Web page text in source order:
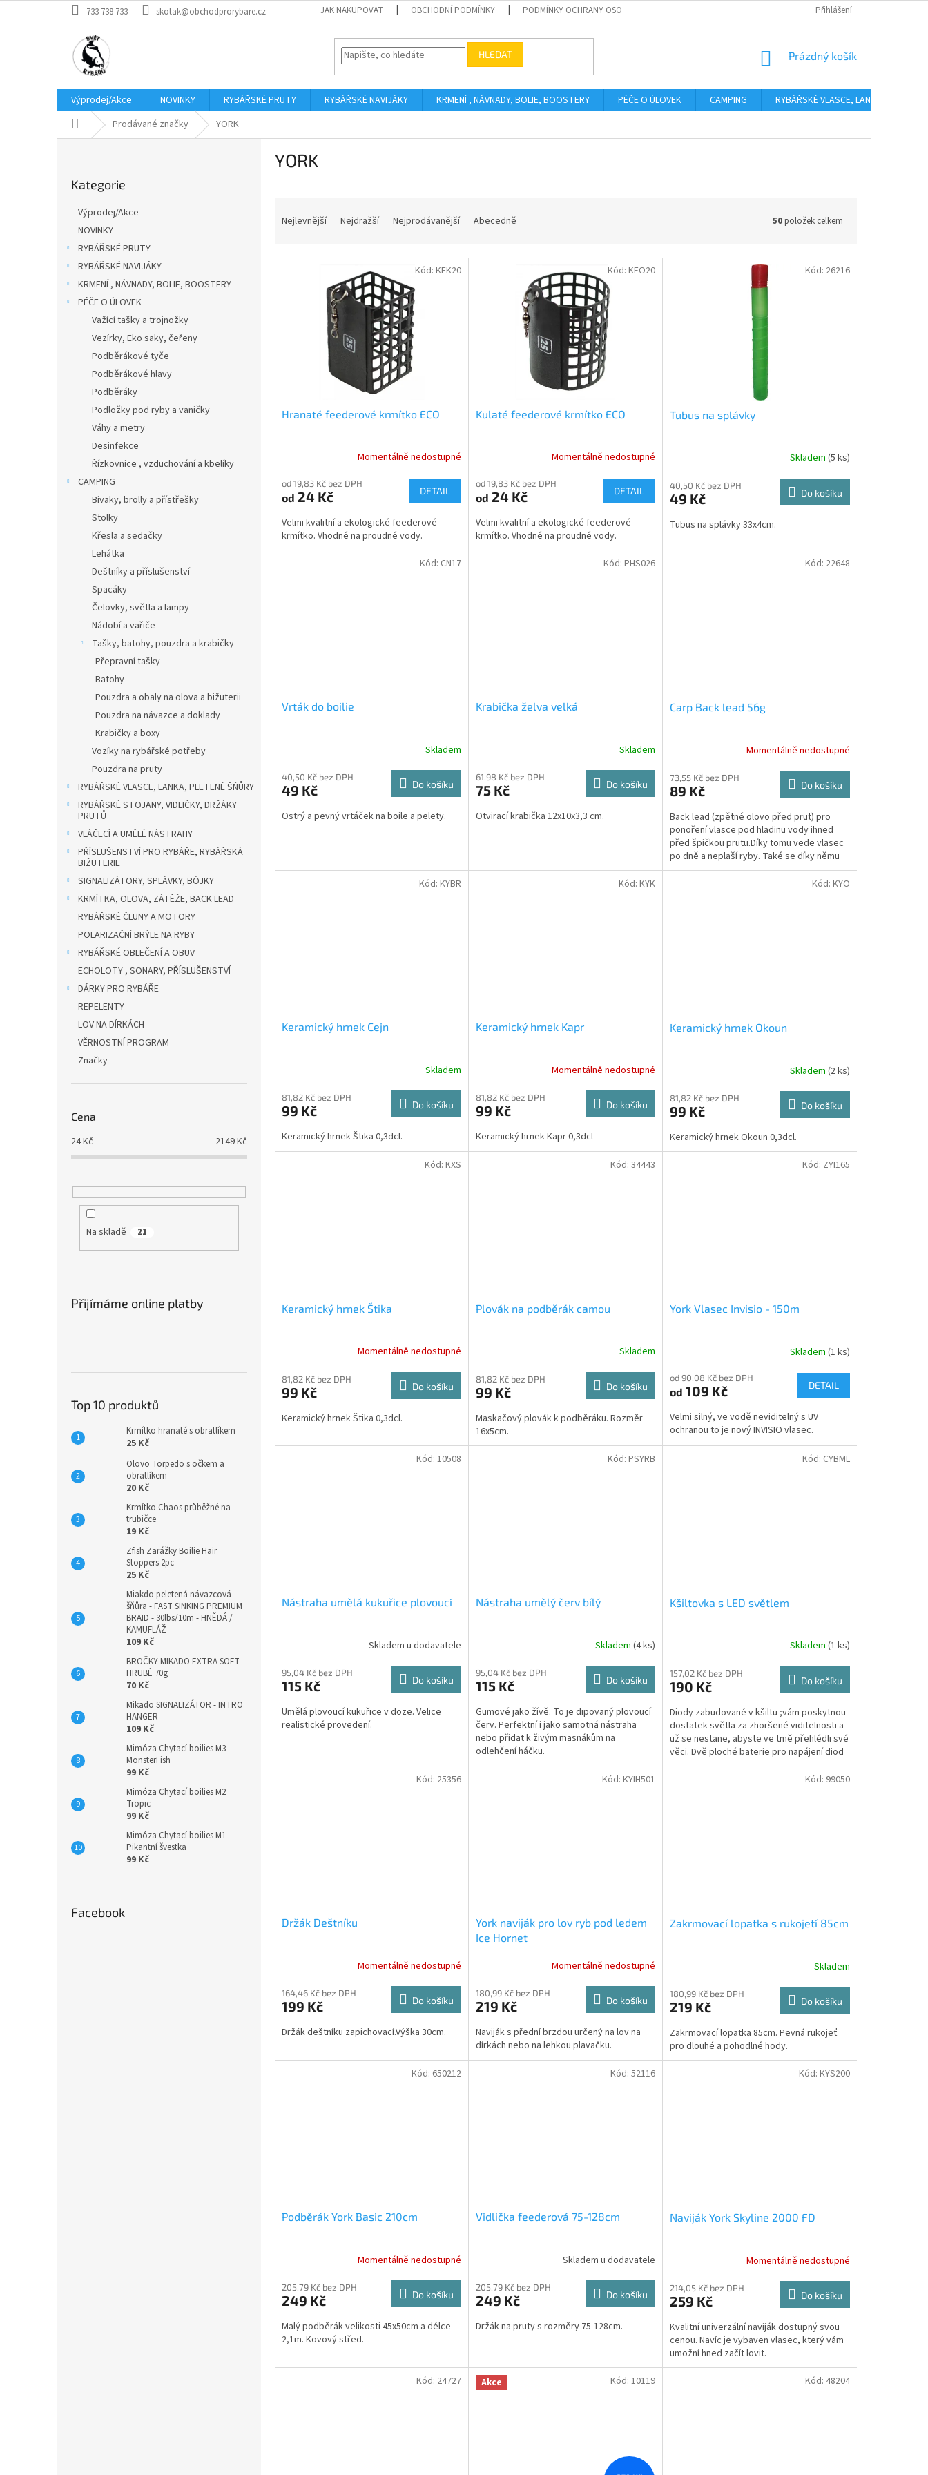
na
733 738 733 skotak@obchodprorybare.cz JAK NAKUPOVAT OBCHODNÍ PODMÍNKY PODMÍNKY OCHRANY OSOBNÍCH ÚDAJŮ Přihlášení
HLEDAT
NÁKUPNÍ
Prázdný košík
Výprodej/Akce NOVINKY RYBÁŘSKÉ PRUTY RYBÁŘSKÉ NAVIJÁKY KRMENÍ , NÁVNADY, BOLIE, BOOSTERY PÉČE O ÚLOVEK CAMPING
RYBÁŘSKÉ VLASCE, LANKA, PLETENÉ
Domů Prodávané značky YORK
kategorie
Kategorie
Výprodej/Akce
NOVINKY
RYBÁŘSKÉ PRUTY
RYBÁŘSKÉ NAVIJÁKY
KRMENÍ , NÁVNADY, BOLIE, BOOSTERY
PÉČE O ÚLOVEK
Važící tašky a trojnožky
Vezírky, Eko saky, čeřeny
Podběrákové tyče
Podběrákové hlavy
Podběráky
Podložky pod ryby a vaničky
Váhy a metry
Desinfekce
Řízkovnice , vzduchování a kbelíky
CAMPING
Bivaky, brolly a přístřešky
Stolky
Křesla a sedačky
Lehátka
Deštníky a příslušenství
Spacáky
Čelovky, světla a lampy
Nádobí a vařiče
Tašky, batohy, pouzdra a krabičky
Přepravní tašky
Batohy
Pouzdra a obaly na olova a bižuterii
Pouzdra na návazce a doklady
Krabičky a boxy
Vozíky na rybářské potřeby
Pouzdra na pruty
RYBÁŘSKÉ VLASCE, LANKA, PLETENÉ ŠŇŮRY
RYBÁŘSKÉ STOJANY, VIDLIČKY, DRŽÁKY
PRUTŮ
VLÁČECÍ A UMĚLÉ NÁSTRAHY
PŘÍSLUŠENSTVÍ PRO RYBÁŘE, RYBÁŘSKÁ
BIŽUTERIE
SIGNALIZÁTORY, SPLÁVKY, BÓJKY
KRMÍTKA, OLOVA, ZÁTĚŽE, BACK LEAD
RYBÁŘSKÉ ČLUNY A MOTORY
POLARIZAČNÍ BRÝLE NA RYBY
RYBÁŘSKÉ OBLEČENÍ A OBUV
ECHOLOTY , SONARY, PŘÍSLUŠENSTVÍ
DÁRKY PRO RYBÁŘE
REPELENTY
LOV NA DÍRKÁCH
VĚRNOSTNÍ PROGRAM
Značky
Cena
24Kč 2149Kč
Na skladě 21
Přijímáme online platby
Top 10 produktů
Krmítko hranaté s obratlíkem
25 Kč
Olovo Torpedo s očkem a
obratlíkem
20 Kč
Krmítko Chaos průběžné na
trubičce
19 Kč
Zfish Zarážky Boilie Hair
Stoppers 2pc
25 Kč
Miakdo peletená návazcová
šňůra - FAST SINKING PREMIUM
BRAID - 30lbs/10m - HNĚDÁ /
KAMUFLÁŽ
109 Kč
BROČKY MIKADO EXTRA SOFT
HRUBÉ 70g
70 Kč
Mikado SIGNALIZÁTOR - INTRO
HANGER
109 Kč
Mimóza Chytací boilies M3
MonsterFish
99 Kč
Mimóza Chytací boilies M2
Tropic
99 Kč
Mimóza Chytací boilies M1
Pikantní švestka
99 Kč
Facebook
YORK
Nejlevnější Nejdražší Nejprodávanější Abecedně 50položek celkem
Hranaté feederové krmítko ECO
Momentálně nedostupné
od 19,83 Kč bez DPH
od 24 Kč DETAIL
Velmi kvalitní a ekologické feederové
krmítko. Vhodné na proudné vody.
Kód: KEK20
Kulaté feederové krmítko ECO
Momentálně nedostupné
od 19,83 Kč bez DPH
od 24 Kč DETAIL
Velmi kvalitní a ekologické feederové
krmítko. Vhodné na proudné vody.
Kód: KEO20
Tubus na splávky
Skladem (5 ks)
40,50 Kč bez DPH
49 Kč Do košíku
Tubus na splávky 33x4cm.
Kód: 26216
Vrták do boilie
Skladem
40,50 Kč bez DPH
49 Kč Do košíku
Ostrý a pevný vrtáček na boile a pelety.
Kód: CN17
Krabička želva velká
Skladem
61,98 Kč bez DPH
75 Kč Do košíku
Otvirací krabička 12x10x3,3 cm.
Kód: PHS026
Carp Back lead 56g
Momentálně nedostupné
73,55 Kč bez DPH
89 Kč Do košíku
Back lead (zpětné olovo před prut) pro
ponoření vlasce pod hladinu vody ihned
před špičkou prutu.Díky tomu vede vlasec
po dně a neplaší ryby. Také se díky němu
do vlasce na...
Kód: 22648
Keramický hrnek Cejn
Skladem
81,82 Kč bez DPH
99 Kč Do košíku
Keramický hrnek Štika 0,3dcl.
Kód: KYBR
Keramický hrnek Kapr
Momentálně nedostupné
81,82 Kč bez DPH
99 Kč Do košíku
Keramický hrnek Kapr 0,3dcl
Kód: KYK
Keramický hrnek Okoun
Skladem (2 ks)
81,82 Kč bez DPH
99 Kč Do košíku
Keramický hrnek Okoun 0,3dcl.
Kód: KYO
Keramický hrnek Štika
Momentálně nedostupné
81,82 Kč bez DPH
99 Kč Do košíku
Keramický hrnek Štika 0,3dcl.
Kód: KXS
Plovák na podběrák camou
Skladem
81,82 Kč bez DPH
99 Kč Do košíku
Maskačový plovák k podběráku. Rozměr
16x5cm.
Kód: 34443
York Vlasec Invisio - 150m
Skladem (1 ks)
od 90,08 Kč bez DPH
od 109 Kč DETAIL
Velmi silný, ve vodě neviditelný s UV
ochranou to je nový INVISIO vlasec.
Kód: ZYI165
Nástraha umělá kukuřice plovoucí
Skladem u dodavatele
95,04 Kč bez DPH
115 Kč Do košíku
Umělá plovoucí kukuřice v doze. Velice
realistické provedení.
Kód: 10508
Nástraha umělý červ bílý
Skladem (4 ks)
95,04 Kč bez DPH
115 Kč Do košíku
Gumové jako žívě. To je dipovaný plovoucí
červ. Perfektní i jako samotná nástraha
nebo přidat k živým masnákům na
odlehčení háčku.
Kód: PSYRB
Kšiltovka s LED světlem
Skladem (1 ks)
157,02 Kč bez DPH
190 Kč Do košíku
Diody zabudované v kšiltu ;vám poskytnou
dostatek světla za zhoršené viditelnosti a
už se nestane, abyste ve tmě přehlédli své
věci. Dvě ploché baterie pro napájení diod
jsou...
Kód: CYBML
Držák Deštníku
Momentálně nedostupné
164,46 Kč bez DPH
199 Kč Do košíku
Držák deštníku zapichovací.Výška 30cm.
Kód: 25356
York naviják pro lov ryb pod ledem
Ice Hornet
Momentálně nedostupné
180,99 Kč bez DPH
219 Kč Do košíku
Naviják s přední brzdou určený na lov na
dírkách nebo na lehkou plavačku.
Kód: KYIH501
Zakrmovací lopatka s rukojetí 85cm
Skladem
180,99 Kč bez DPH
219 Kč Do košíku
Zakrmovací lopatka 85cm. Pevná rukojeť
pro dlouhé a pohodlné hody.
Kód: 99050
Podběrák York Basic 210cm
Momentálně nedostupné
205,79 Kč bez DPH
249 Kč Do košíku
Malý podběrák velikosti 45x50cm a délce
2,1m. Kovový střed.
Kód: 650212
Vidlička feederová 75-128cm
Skladem u dodavatele
205,79 Kč bez DPH
249 Kč Do košíku
Držák na pruty s rozměry 75-128cm.
Kód: 52116
Naviják York Skyline 2000 FD
Momentálně nedostupné
214,05 Kč bez DPH
259 Kč Do košíku
Kvalitní univerzální naviják dostupný svou
cenou. Navíc je vybaven vlasec, který vám
umožní hned začít lovit.
Kód: KYS200
Kód: 24727 Akce Kód: 10119 Kód: 48204